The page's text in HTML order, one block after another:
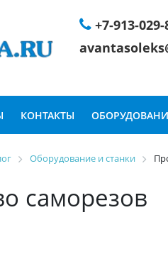
+7-913-
КОНТАКТЫ
Оборудование и станки
саморезов